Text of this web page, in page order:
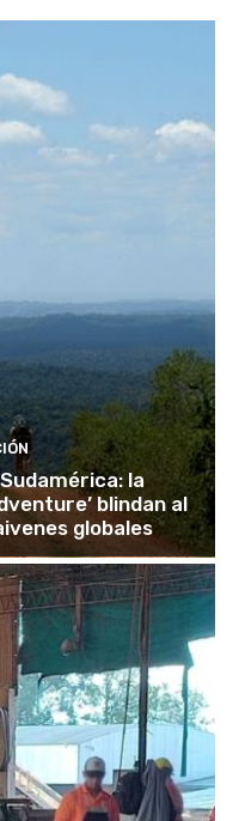
la
blindan al
globales